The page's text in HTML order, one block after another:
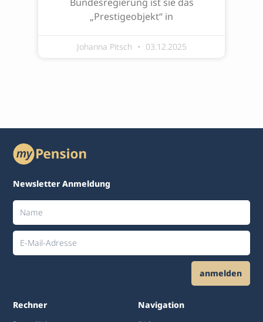
„Prestigeobjekt“ in
Johanna Pitsch 03.12.2025
Newsletter Anmeldung
anmelden
Rechner Navigation